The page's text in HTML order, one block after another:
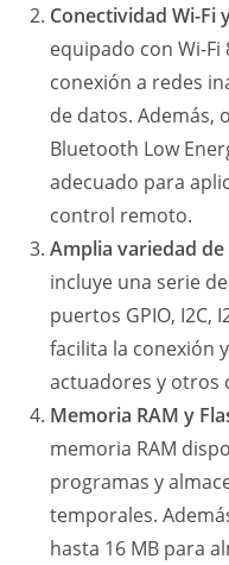
Conectividad Wi-Fi
equipado con Wi-
conexión a redes
de datos. Además,
Bluetooth Low
adecuado para
control remoto.
Amplia variedad
incluye una serie
puertos GPIO, I2C,
facilita la conexión
actuadores y otros
Memoria RAM y
memoria RAM
programas y
temporales.
hasta 16 MB para